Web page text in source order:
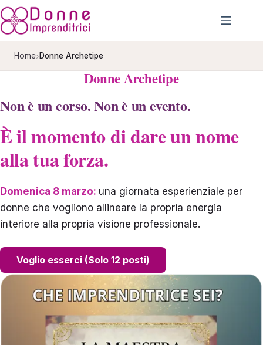
Salta
al
Home›Donne Archetipe
Donne Archetipe
Non è un corso. Non è un evento.
È il momento di dare un nome
alla tua forza.
Domenica 8 marzo: una giornata esperienziale per
donne che vogliono allineare la propria energia
interiore alla propria visione professionale.
Voglio esserci (Solo 12 posti)